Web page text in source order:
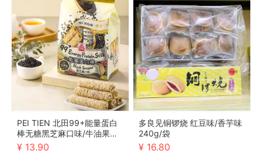
PEI TIEN 北田99+能量蛋白
棒无糖黑芝麻口味/牛油果口
味 120g/袋
¥ 13.90
多良见铜锣烧 红豆味/香芋味
240g/袋
¥ 16.80